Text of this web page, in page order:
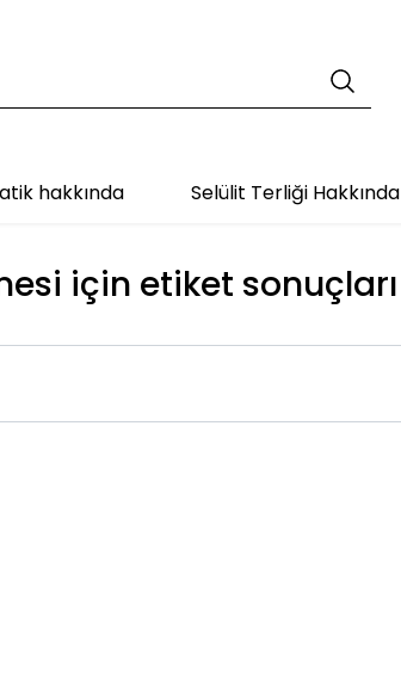
hakkında Selülit Terliği Hakkında
için etiket sonuçları